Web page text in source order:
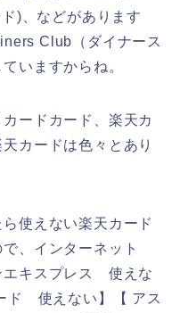
)、などがあります
Club（ダイナース
いますからね。
ードカード、楽天カ
カードは色々とあり
使えない楽天カード
、インターネット
キスプレス 使えな
ド 使えない】【 アス